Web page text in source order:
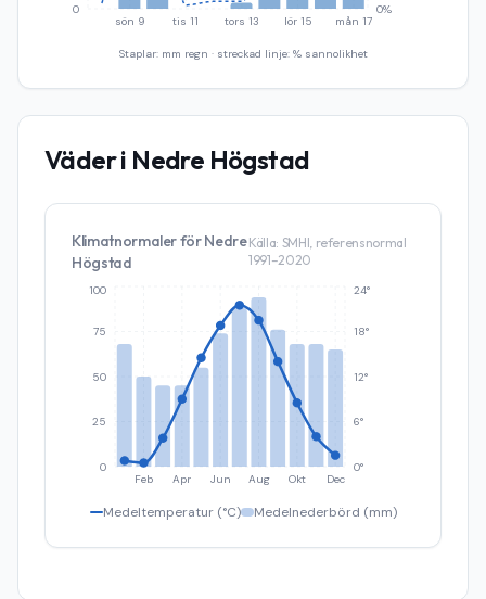
sön 9 tis 11 tors 13 lör 15 mån 17
0 0%
Staplar: mm regn · streckad linje: % sannolikhet
Väder i Nedre Högstad
Klimatnormaler förNedre
Högstad
Källa: SMHI, referensnormal
1991–2020
Feb Apr Jun Aug Okt Dec
0
25
50
75
100
0°
6°
12°
18°
24°
Medeltemperatur (°C) Medelnederbörd (mm)